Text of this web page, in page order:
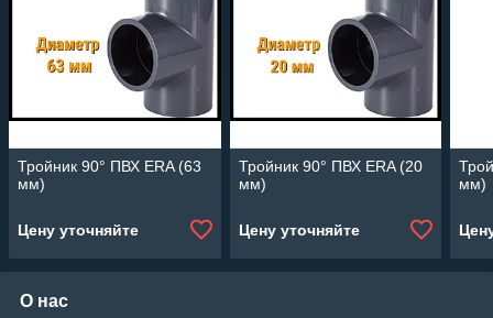
Тройник 90° ПВХ ERA (63
мм)
Цену уточняйте
Тройник 90° ПВХ ERA (20
мм)
Цену уточняйте
мм)
О нас